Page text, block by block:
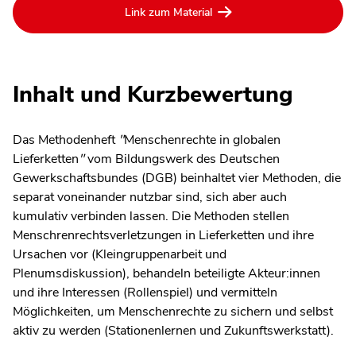
Link zum Material
Inhalt und Kurzbewertung
Das Methodenheft "Menschenrechte in globalen
Lieferketten"vom Bildungswerk des Deutschen
Gewerkschaftsbundes (DGB) beinhaltet vier Methoden, die
separat voneinander nutzbar sind, sich aber auch
kumulativ verbinden lassen. Die Methoden stellen
Menschrenrechtsverletzungen in Lieferketten und ihre
Ursachen vor (Kleingruppenarbeit und
Plenumsdiskussion), behandeln beteiligte Akteur:innen
und ihre Interessen (Rollenspiel) und vermitteln
Möglichkeiten, um Menschenrechte zu sichern und selbst
aktiv zu werden (Stationenlernen und Zukunftswerkstatt).